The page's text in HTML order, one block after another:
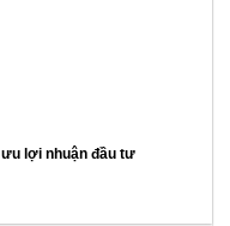
lợi nhuận đầu tư